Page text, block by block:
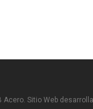
Acero. Sitio Web